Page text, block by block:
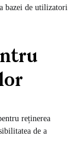
bazei de utilizatori
reținerea
de a